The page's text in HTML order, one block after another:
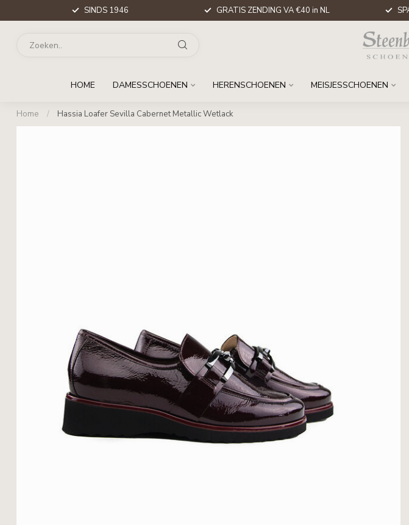
SINDS 1946 GRATIS ZENDING VA €40 in NL
HOME DAMESSCHOENEN HERENSCHOENEN MEISJESSCHOENEN
Home / Hassia Loafer Sevilla Cabernet Metallic Wetlack